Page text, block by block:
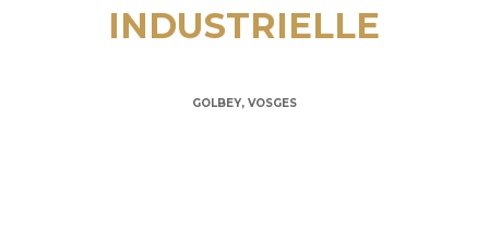
INDUSTRIELLE
GOLBEY, VOSGES